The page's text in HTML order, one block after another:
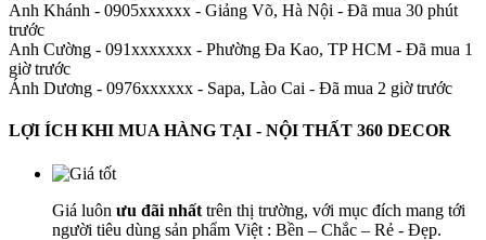
Anh Khánh - 0905xxxxxx - Giảng Võ, Hà Nội - Đã mua 30 phút
trước
Anh Cường - 091xxxxxxx - Phường Đa Kao, TP HCM - Đã mua 1
giờ trước
Ánh Dương - 0976xxxxxx - Sapa, Lào Cai - Đã mua 2 giờ trước
LỢI ÍCH KHI MUA HÀNG TẠI - NỘI THẤT 360 DECOR
Giá luôn ưu đãi nhất trên thị trường, với mục đích mang tới
người tiêu dùng sản phẩm Việt : Bền – Chắc – Rẻ - Đẹp.